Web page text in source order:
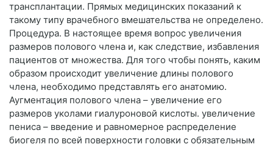
трансплантации. Прямых медицинских показаний к
такому типу врачебного вмешательства не определено.
Процедура. В настоящее время вопрос увеличения
размеров полового члена и, как следствие, избавления
пациентов от множества. Для того чтобы понять, каким
образом происходит увеличение длины полового
члена, необходимо представлять его анатомию.
Аугментация полового члена – увеличение его
размеров уколами гиалуроновой кислоты. увеличение
пениса – введение и равномерное распределение
биогеля по всей поверхности головки с обязательным